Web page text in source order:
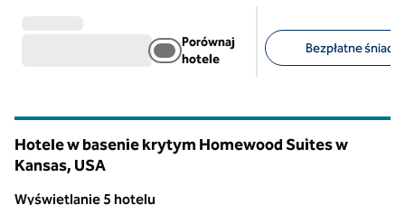
Porównaj
hotele
Bezpłatne
Hotele w basenie krytym Homewood Suites w
Kansas, USA
Wyświetlanie 5 hotelu